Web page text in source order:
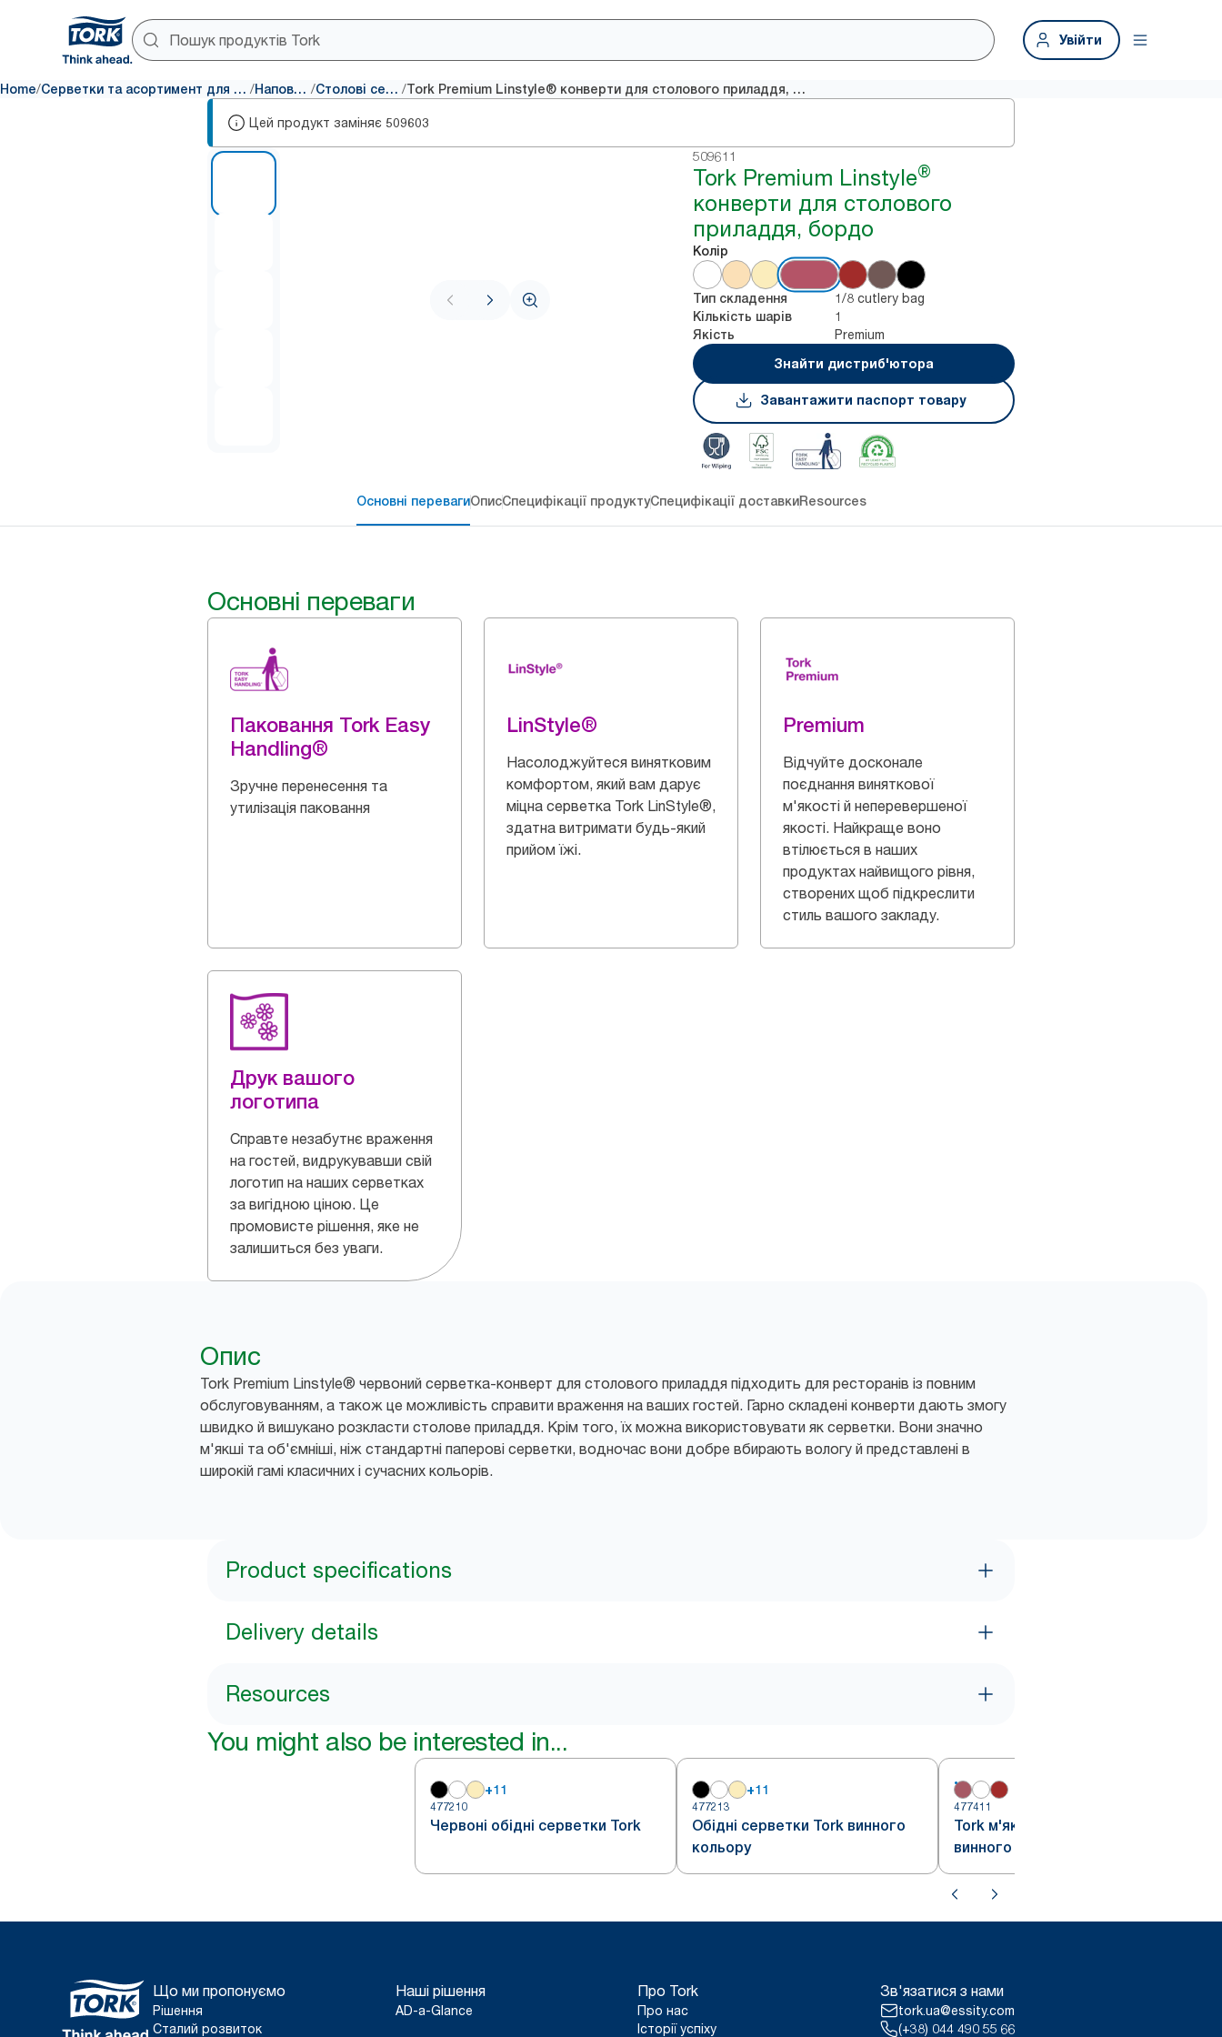
Увійти
Home/ Серветки та асортимент для декору столу / Наповнення / Столові серветки / Tork Premium Linstyle® конверти для столового приладдя, бордо
Цей продукт заміняє 509603
509611
Tork Premium Linstyle®
конверти для столового
приладдя, бордо
Колір
Тип складення 1/8 cutlery bag
Кількість шарів 1
Якість
Premium
Знайти дистриб'ютора
Завантажити паспорт товару
Основні перевагиОписСпецифікації продуктуСпецифікації доставкиResources
Основні переваги
Паковання Tork Easy
Handling®
Зручне перенесення та
утилізація паковання
LinStyle®
Насолоджуйтеся винятковим
комфортом, який вам дарує
міцна серветка Tork LinStyle®,
здатна витримати будь-який
прийом їжі.
Premium
Відчуйте досконале
поєднання виняткової
м'якості й неперевершеної
якості. Найкраще воно
втілюється в наших
продуктах найвищого рівня,
створених щоб підкреслити
стиль вашого закладу.
Друк вашого
логотипа
Справте незабутнє враження
на гостей, видрукувавши свій
логотип на наших серветках
за вигідною ціною. Це
промовисте рішення, яке не
залишиться без уваги.
Опис
Tork Premium Linstyle® червоний серветка-конверт для столового приладдя підходить для ресторанів із повним
обслуговуванням, а також це можливість справити враження на ваших гостей. Гарно складені конверти дають змогу
швидко й вишукано розкласти столове приладдя. Крім того, їх можна використовувати як серветки. Вони значно
м'якші та об'ємніші, ніж стандартні паперові серветки, водночас вони добре вбирають вологу й представлені в
широкій гамі класичних і сучасних кольорів.
Product specifications
Delivery details
Resources
You might also be interested in...
+11
477210
Червоні обідні серветки Tork
+11
477213
Обідні серветки Tork винного
кольору
477411
Tork м'які обідні серветки
винного кольору
Що ми пропонуємо
Рішення
Сталий розвиток
Наші рішення
AD-a-Glance
Про Tork
Про нас
Історії успіху
Зв'язатися з нами
tork.ua@essity.com
(+38) 044 490 55 66